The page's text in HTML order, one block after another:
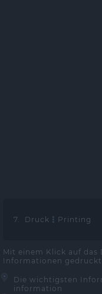
7. Druck Printing
Mit einem Klick auf
Informationen
Die wichtigsten
information